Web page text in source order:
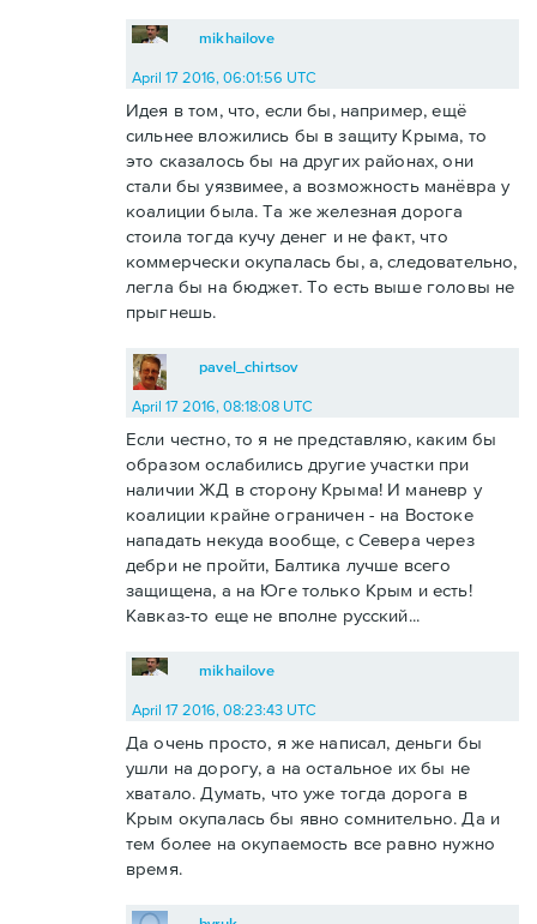
mikhailove
April 17 2016, 06:01:56 UTC
Идея в том, что, если бы, например, ещё
сильнее вложились бы в защиту Крыма, то
это сказалось бы на других районах, они
стали бы уязвимее, а возможность манёвра у
коалиции была. Та же железная дорога
стоила тогда кучу денег и не факт, что
коммерчески окупалась бы, а, следовательно,
легла бы на бюджет. То есть выше головы не
прыгнешь.
pavel_chirtsov
April 17 2016, 08:18:08 UTC
Если честно, то я не представляю, каким бы
образом ослабились другие участки при
наличии ЖД в сторону Крыма! И маневр у
коалиции крайне ограничен - на Востоке
нападать некуда вообще, с Севера через
дебри не пройти, Балтика лучше всего
защищена, а на Юге только Крым и есть!
Кавказ-то еще не вполне русский...
mikhailove
April 17 2016, 08:23:43 UTC
Да очень просто, я же написал, деньги бы
ушли на дорогу, а на остальное их бы не
хватало. Думать, что уже тогда дорога в
Крым окупалась бы явно сомнительно. Да и
тем более на окупаемость все равно нужно
время.